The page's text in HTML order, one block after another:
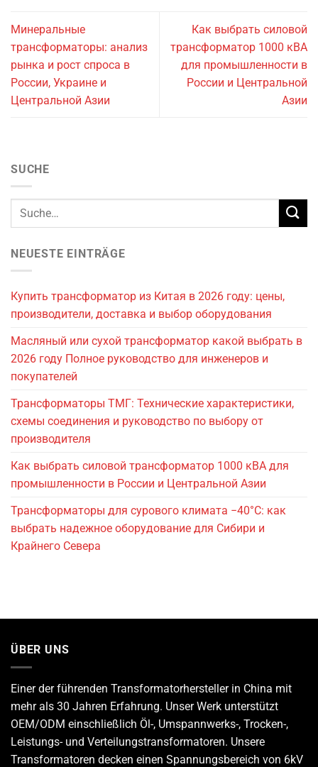
Минеральные
трансформаторы: анализ
рынка и рост спроса в
России, Украине и
Центральной Азии
Как выбрать силовой
трансформатор 1000 кВА
для промышленности в
России и Центральной
Азии
SUCHE
NEUESTE EINTRÄGE
Купить трансформатор из Китая в 2026 году: цены,
производители, доставка и выбор оборудования
Масляный или сухой трансформатор какой выбрать в
2026 году Полное руководство для инженеров и
покупателей
Трансформаторы ТМГ: Технические характеристики,
схемы соединения и руководство по выбору от
производителя
Как выбрать силовой трансформатор 1000 кВА для
промышленности в России и Центральной Азии
Трансформаторы для сурового климата −40°C: как
выбрать надежное оборудование для Сибири и
Крайнего Севера
ÜBER UNS
Einer der führenden Transformatorherstellerin China mit
mehr als 30 Jahren Erfahrung. Unser Werk unterstützt
OEM/ODM einschließlich Öl-, Umspannwerks-, Trocken-,
Leistungs- und Verteilungstransformatoren. Unsere
Transformatoren decken einen Spannungsbereich von 6kV